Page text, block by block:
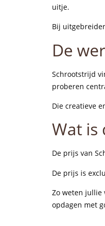
uitje.
Bij
De
Schrootstrijd
proberen
Die creatieve
Wat is
De prijs van
De prijs is
Zo weten jullie
opdagen met